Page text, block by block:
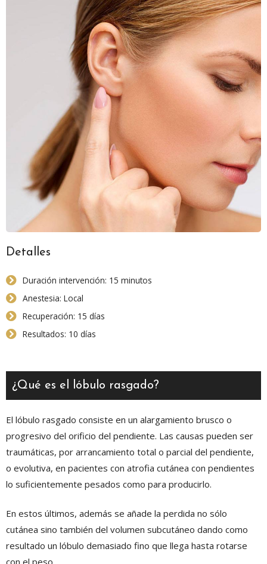
Detalles
Duración intervención: 15 minutos
Anestesia: Local
Recuperación: 15 días
Resultados: 10 días
¿Qué es el lóbulo rasgado?
El lóbulo rasgado consiste en un alargamiento brusco o
progresivo del orificio del pendiente. Las causas pueden ser
traumáticas, por arrancamiento total o parcial del pendiente,
o evolutiva, en pacientes con atrofia cutánea con pendientes
lo suficientemente pesados como para producirlo.
En estos últimos, además se añade la perdida no sólo
cutánea sino también del volumen subcutáneo dando como
resultado un lóbulo demasiado fino que llega hasta rotarse
con el peso.